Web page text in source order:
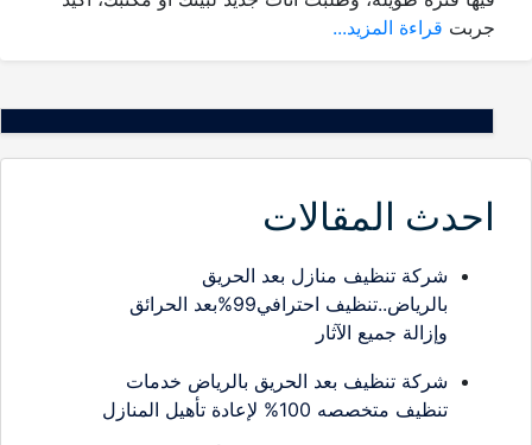
جربت قراءة المزيد...
احدث المقالات
شركة تنظيف منازل بعد الحريق
بالرياض..تنظيف احترافي99%بعد الحرائق
وإزالة جميع الآثار
شركة تنظيف بعد الحريق بالرياض خدمات
تنظيف متخصصه 100% لإعادة تأهيل المنازل